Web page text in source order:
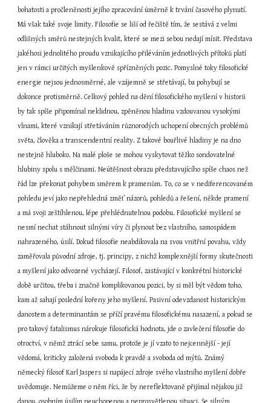
bohatosti a pročleněnosti jejího zpracování úměrně k trvání časového plynutí.
Má však také svoje limity. Filosofie se liší od řečiště tím, že sestává z velmi
odlišných směrů nestejných kvalit, které se mezi sebou nedají mísit. Představa
jakéhosi jednolitého proudu vznikajícího přiléváním jednotlivých přítoků platí
jen v rámci určitých myšlenkově spřízněných pozic. Pomyslné toky filosofické
energie nejsou jednosměrné, ale vzájemně se střetávají, ba pohybují se
dokonce protisměrně. Celkový pohled na dění filosofického myšlení v historii
by tak spíše připomínal neklidnou, zpěněnou hladinu vzdouvanou vysokými
vlnami, které vznikají střetáváním různorodých uchopení obecných problémů
světa, člověka a transcendentní reality. Z takové bouřlivé hladiny je na dno
nestejně hluboko. Na malé ploše se mohou vyskytovat těžko sondovatelné
hlubiny spolu s mělčinami. Neútěšnost obrazu představujícího spíše chaos než
řád lze překonat pohybem směrem k pramenům. To, co se v nediferencovaném
pohledu jeví jako nepřehledná změť názorů, pohledů a řešení, někde pramení
a má svoji zeštíhlenou, lépe přehlédnutelnou podobu. Filosofické myšlení se
nesmí nechat stáhnout silnými víry či plynout bez vlastního, samospádem
nahrazeného, úsilí. Dokud filosofie neabdikovala na svou vnitřní povahu, vždy
zaměřovala původní zdroje, tj. principy, z nichž komplexnější formy skutečnosti
a myšlení jako odvozené vycházejí. Filosof, zastávající v konkrétní historické
době určitou, třeba i značně komplikovanou pozici, by si měl být vědom toho,
kam až sahají poslední kořeny jeho myšlení. Pasivní odevzdanost historickým
danostem a determinantám se příčí pravému filosofickému nasazení, a pokud se
pro takový fatalismus nárokuje filosofická hodnota, jde o zavlečení filosofie do
otroctví, v němž ztrácí sebe samu, protože je jí vzato to nejcennější - její
vědomá, kriticky založená svoboda k pravdě a svoboda od mýtů. Známý
německý filosof Karl Jaspers si napájecí zdroje svého vlastního myšlení dobře
uvědomuje. Nemůžeme o něm říci, že by nereflektovaně přijímal nějakou již